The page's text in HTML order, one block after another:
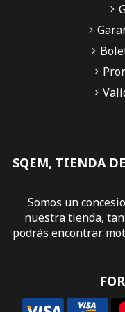
SQEM, TIENDA
Somos un
nuestra tienda,
podrás encontrar